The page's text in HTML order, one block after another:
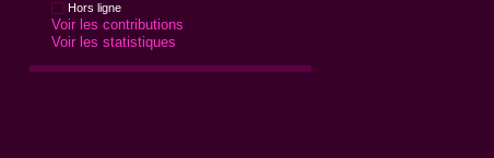
Hors ligne
Voir les contributions
Voir les statistiques